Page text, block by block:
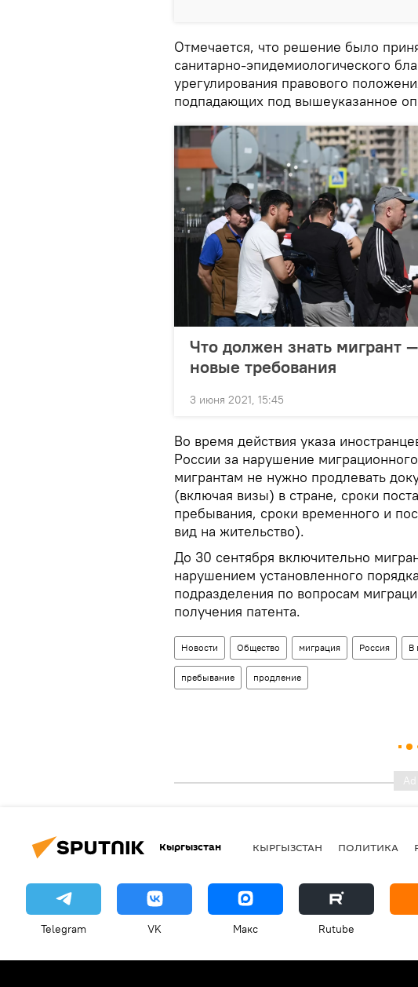
Отмечается, что решение было
санитарно-эпидемиологического
урегулирования правового
подпадающих под вышеуказанное
Что должен знать мигрант
новые требования
3 июня 2021, 15:45
Во время действия указа
России за нарушение
мигрантам не нужно продлевать
(включая визы) в стране, сроки
пребывания, сроки временного и
вид на жительство).
До 30 сентября включительно
нарушением установленного
подразделения по вопросам
получения патента.
Новости Общество миграция Россия В
пребывание продление
Кыргызстан КЫРГЫЗСТАН ПОЛИТИКА
Telegram VK Макс Rutube